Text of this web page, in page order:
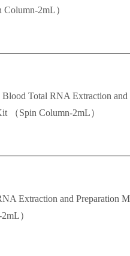
Column-2mL）
Total RNA Extraction and
（Spin Column-2mL）
Extraction and Preparation
）